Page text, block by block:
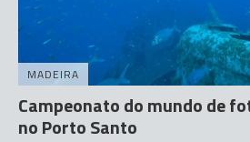
MADEIRA
Campeonato do mundo de
no Porto Santo